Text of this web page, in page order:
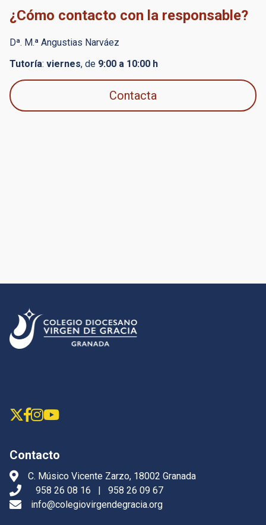
¿Cómo contacto con la responsable?
Dª. M.ª Angustias Narváez
Tutoría: viernes, de 9:00 a 10:00 h
Contacta
Contacto
C. Músico Vicente Zarzo, 18002 Granada
958 26 08 16
|
958 26 09 67
info@colegiovirgendegracia.org